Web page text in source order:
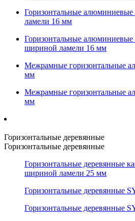
Горизонтальные
ламели 16 мм
Горизонтальные алюминиевые
шириной ламели 16 мм
Межрамные горизонтальные
мм
Межрамные горизонтальные
мм
Горизонтальные деревянные
Горизонтальные деревянные
Горизонтальные деревянные
шириной ламели 25 мм
Горизонтальные деревянные
Горизонтальные деревянные